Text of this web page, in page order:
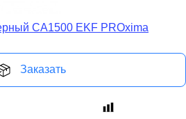
CА1500 EKF PROxima
Заказать